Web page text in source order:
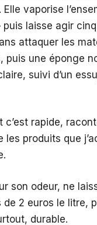
vaporise
laisse agir
attaquer les
une éponge
suivi d’un
c’est rapide,
produits que
son odeur, ne
2 euros le litre,
durable.